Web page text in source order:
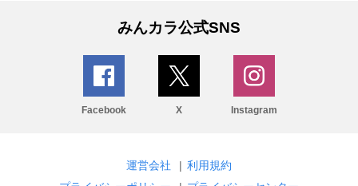
みんカラ公式SNS
Facebook X Instagram
運営会社 | 利用規約